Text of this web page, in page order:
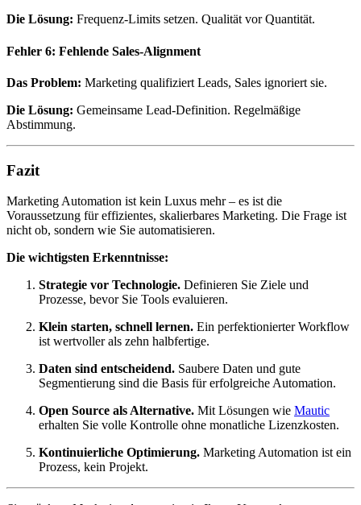
Die Lösung: Frequenz-Limits setzen. Qualität vor Quantität.
Fehler 6: Fehlende Sales-Alignment
Das Problem: Marketing qualifiziert Leads, Sales ignoriert sie.
Die Lösung: Gemeinsame Lead-Definition. Regelmäßige
Abstimmung.
Fazit
Marketing Automation ist kein Luxus mehr – es ist die
Voraussetzung für effizientes, skalierbares Marketing. Die Frage ist
nicht ob, sondern wie Sie automatisieren.
Die wichtigsten Erkenntnisse:
Strategie vor Technologie. Definieren Sie Ziele und
Prozesse, bevor Sie Tools evaluieren.
Klein starten, schnell lernen. Ein perfektionierter Workflow
ist wertvoller als zehn halbfertige.
Daten sind entscheidend. Saubere Daten und gute
Segmentierung sind die Basis für erfolgreiche Automation.
Open Source als Alternative. Mit Lösungen wie Mautic
erhalten Sie volle Kontrolle ohne monatliche Lizenzkosten.
Kontinuierliche Optimierung. Marketing Automation ist ein
Prozess, kein Projekt.